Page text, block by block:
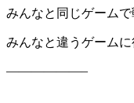
みんなと同じゲームで
みんなと違うゲーム
——————–